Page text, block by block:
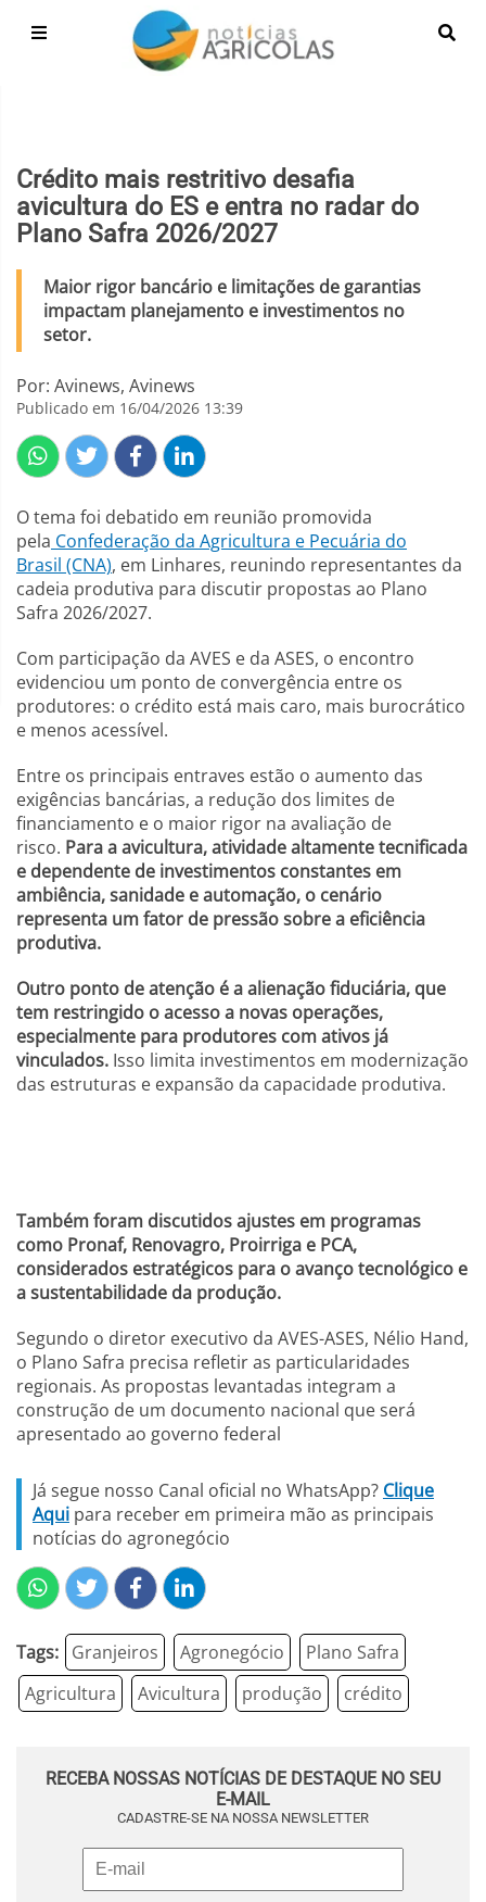
Crédito mais restritivo desafia
avicultura do ES e entra no radar do
Plano Safra 2026/2027
Maior rigor bancário e limitações de garantias
impactam planejamento e investimentos no
setor.
Por: Avinews, Avinews
Publicado em 16/04/2026 13:39
O tema foi debatido em reunião promovida
pela Confederação da Agricultura e Pecuária do
Brasil (CNA), em Linhares, reunindo representantes da
cadeia produtiva para discutir propostas ao Plano
Safra 2026/2027.
Com participação da AVES e da ASES, o encontro
evidenciou um ponto de convergência entre os
produtores: o crédito está mais caro, mais burocrático
e menos acessível.
Entre os principais entraves estão o aumento das
exigências bancárias, a redução dos limites de
financiamento e o maior rigor na avaliação de
risco. Para a avicultura, atividade altamente tecnificada
e dependente de investimentos constantes em
ambiência, sanidade e automação, o cenário
representa um fator de pressão sobre a eficiência
produtiva.
Outro ponto de atenção é a alienação fiduciária, que
tem restringido o acesso a novas operações,
especialmente para produtores com ativos já
vinculados. Isso limita investimentos em modernização
das estruturas e expansão da capacidade produtiva.
Também foram discutidos ajustes em programas
como Pronaf, Renovagro, Proirriga e PCA,
considerados estratégicos para o avanço tecnológico e
a sustentabilidade da produção.
Segundo o diretor executivo da AVES-ASES, Nélio Hand,
o Plano Safra precisa refletir as particularidades
regionais. As propostas levantadas integram a
construção de um documento nacional que será
apresentado ao governo federal
Já segue nosso Canal oficial no WhatsApp? Clique
Aqui para receber em primeira mão as principais
notícias do agronegócio
Tags: Granjeiros Agronegócio
Plano Safra
Agricultura
Avicultura produção crédito
RECEBA NOSSAS NOTÍCIAS DE DESTAQUE NO SEU
E-MAIL
CADASTRE-SE NA NOSSA NEWSLETTER